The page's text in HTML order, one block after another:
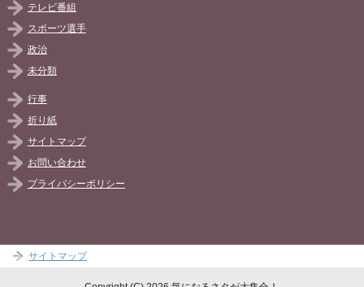
テレビ番組
スポーツ選手
政治
未分類
行事
折り紙
サイトマップ
お問い合わせ
プライバシーポリシー
サイトマップ